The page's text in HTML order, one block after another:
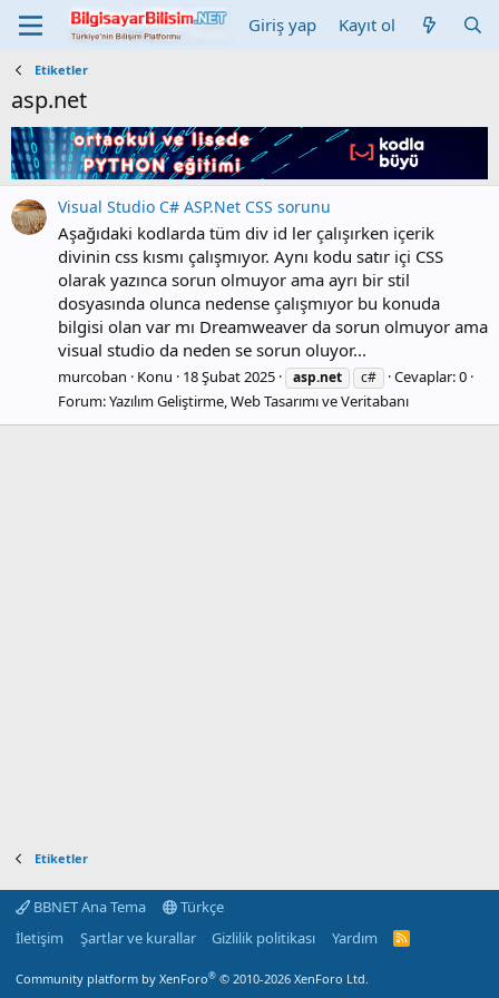
Giriş yap Kayıt ol
Etiketler
asp.net
Visual Studio C# ASP.Net CSS sorunu
Aşağıdaki kodlarda tüm div id ler çalışırken içerik
divinin css kısmı çalışmıyor. Aynı kodu satır içi CSS
olarak yazınca sorun olmuyor ama ayrı bir stil
dosyasında olunca nedense çalışmıyor bu konuda
bilgisi olan var mı Dreamweaver da sorun olmuyor ama
visual studio da neden se sorun oluyor...
murcoban Konu 18 Şubat 2025 asp.net c#
Cevaplar: 0
Forum:Yazılım Geliştirme, Web Tasarımı ve Veritabanı
Etiketler
BBNET Ana Tema
Türkçe
İletişim
Şartlar ve kurallar Gizlilik politikası Yardım
R
Community platform by XenForo® © 2010-2026 XenForo Ltd.